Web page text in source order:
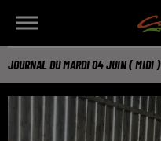
JOURNAL DU MARDI 04 JUIN ( MIDI )